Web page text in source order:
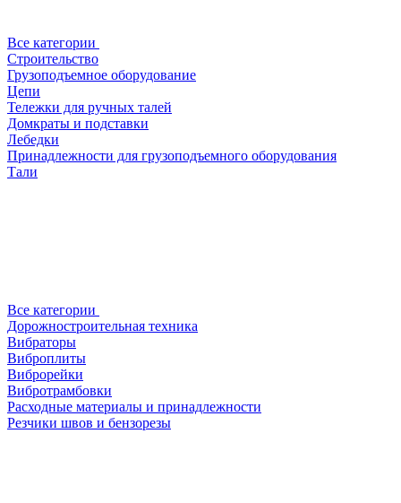
Все категории
Строительство
Грузоподъемное оборудование
Цепи
Тележки для ручных талей
Домкраты и подставки
Лебедки
Принадлежности для грузоподъемного оборудования
Тали
Все категории
Дорожностроительная техника
Вибраторы
Виброплиты
Виброрейки
Вибротрамбовки
Расходные материалы и принадлежности
Резчики швов и бензорезы